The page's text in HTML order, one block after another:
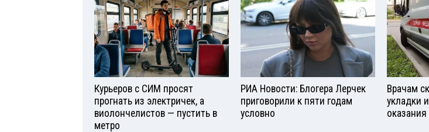
Курьеров с СИМ просят
прогнать из электричек, а
виолончелистов — пустить в
метро
РИА Новости: Блогера Лерчек
приговорили к пяти годам
условно
Врачам
укладки